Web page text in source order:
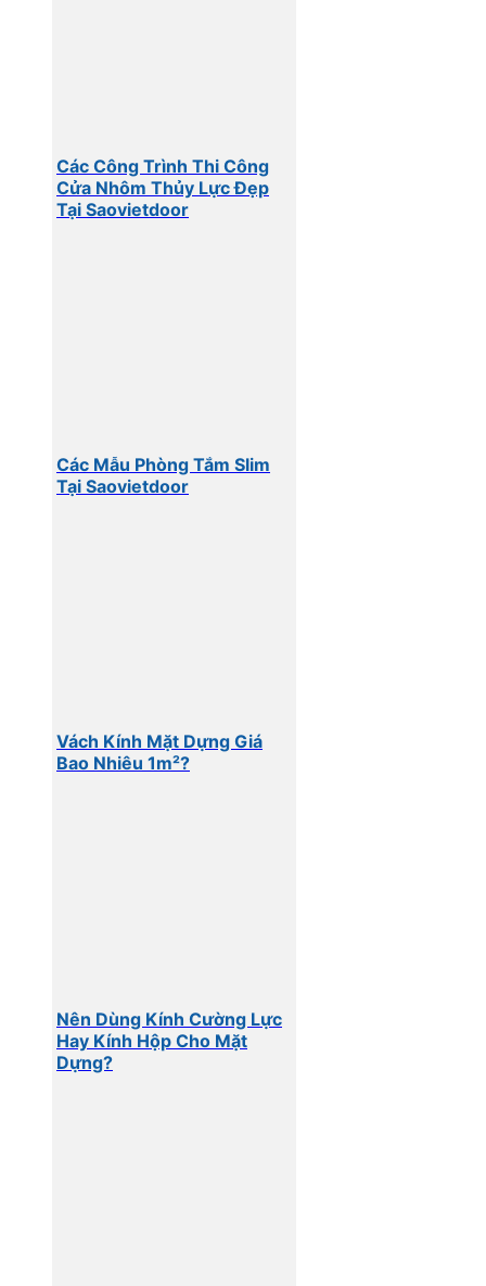
Các Công Trình Thi Công
Cửa Nhôm Thủy Lực Đẹp
Tại Saovietdoor
Các Mẫu Phòng Tắm Slim
Tại Saovietdoor
Vách Kính Mặt Dựng Giá
Bao Nhiêu 1m²?
Nên Dùng Kính Cường Lực
Hay Kính Hộp Cho Mặt
Dựng?